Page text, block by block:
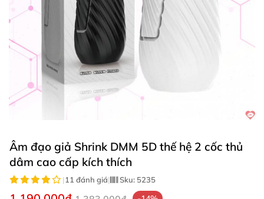
Âm đạo giả Shrink DMM 5D thế hệ 2 cốc thủ
dâm cao cấp kích thích
|11 đánh giá| Sku: 5235